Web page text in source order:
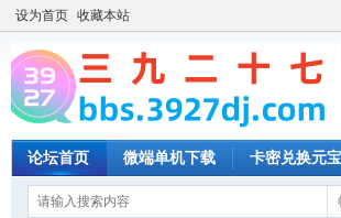
设为首页 收藏本站
论坛首页 微端单机下载 卡密兑换元宝